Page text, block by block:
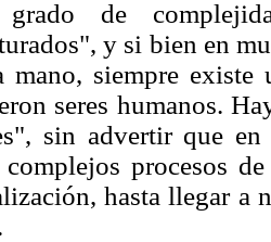
de
y si bien en
mano, siempre
seres humanos.
sin advertir que
procesos
hasta llegar a